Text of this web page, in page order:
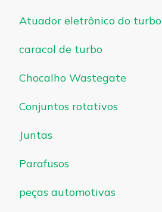
Atuador eletrônico do turbo
caracol de turbo
Chocalho Wastegate
Conjuntos rotativos
Juntas
Parafusos
peças automotivas